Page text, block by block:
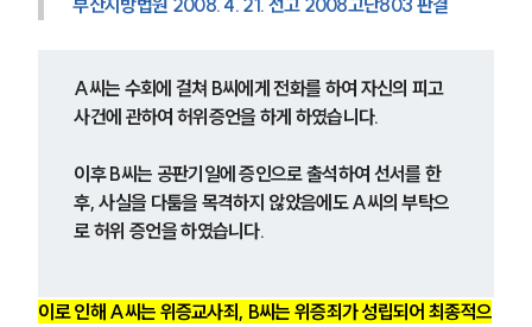
부산지방법원 2008. 4. 21. 선고 2008고단803 판결
A씨는 수회에 걸쳐 B씨에게 전화를 하여 자신의 피고
사건에 관하여 허위증언을 하게 하였습니다.
이후 B씨는 공판기일에 증인으로 출석하여 선서를 한
후, 사실을 다툼을 목격하지 않았음에도 A씨의 부탁으
로 허위 증언을 하였습니다.
이로 인해 A씨는 위증교사죄, B씨는 위증죄가 성립되어 최종적으